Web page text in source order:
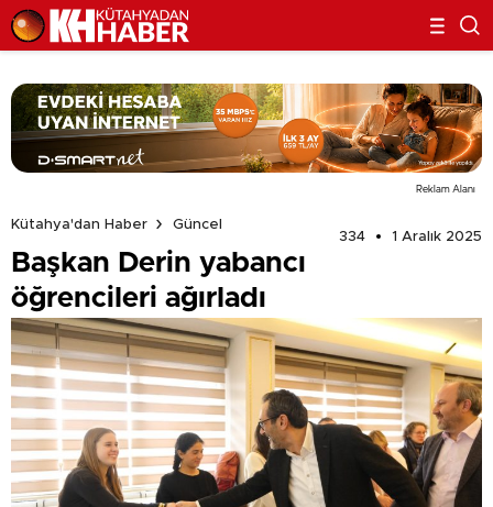
Reklam Alanı
Kütahya'dan Haber
Güncel
334
1 Aralık 2025
Başkan Derin yabancı
öğrencileri ağırladı